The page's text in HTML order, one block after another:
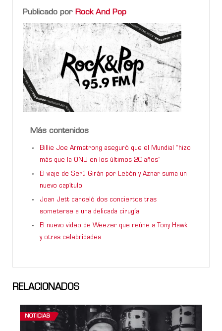
Publicado por Rock And Pop
Más contenidos
Billie Joe Armstrong aseguró que el Mundial “hizo
más que la ONU en los últimos 20 años”
El viaje de Serú Girán por Lebón y Aznar suma un
nuevo capítulo
Joan Jett canceló dos conciertos tras
someterse a una delicada cirugía
El nuevo video de Weezer que reúne a Tony Hawk
y otras celebridades
RELACIONADOS
NOTICIAS